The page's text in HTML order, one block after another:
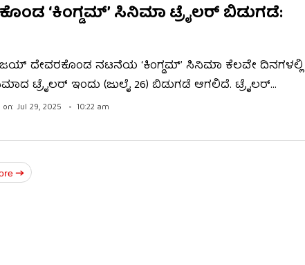
‘ಕಿಂಗ್ಡಮ್’ ಸಿನಿಮಾ ಟ್ರೈಲರ್ ಬಿಡುಗಡೆ:
ವಿಜಯ್ ದೇವರಕೊಂಡ ನಟನೆಯ ‘ಕಿಂಗ್ಡಮ್’ ಸಿನಿಮಾ ಕೆಲವೇ ದಿನಗಳಲ್ಲಿ
ಟ್ರೈಲರ್ ಇಂದು (ಜುಲೈ 26) ಬಿಡುಗಡೆ ಆಗಲಿದೆ. ಟ್ರೈಲರ್
ತಿರುಪತಿಯಲ್ಲಿ ಬಲು ಅದ್ಧೂರಿಯಾದ ಕಾರ್ಯಕ್ರಮವನ್ನು
Jul 29, 2025 10:22 am